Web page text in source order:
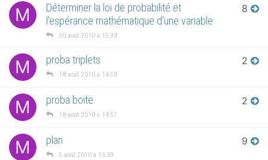
M
Déterminer la loi de probabilité et
l'espérance mathématique d'une variable
30 août 2010 à 15:33
8
M proba triplets
18 août 2010 à 14:58
2
M proba boite
18 août 2010 à 14:57
2
M plan
5 août 2010 à 13:39
9